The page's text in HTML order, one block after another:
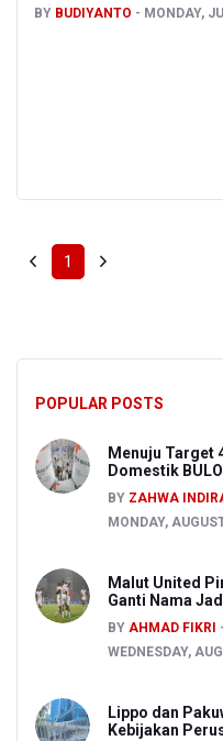
BY BUDIYANTO MONDAY,
1
POPULAR POSTS
Menuju Target
Domestik
BY ZAHWA
MONDAY,
Malut United
Ganti Nama
BY AHMAD FIKRI
WEDNESDAY,
Lippo dan
Kebijakan